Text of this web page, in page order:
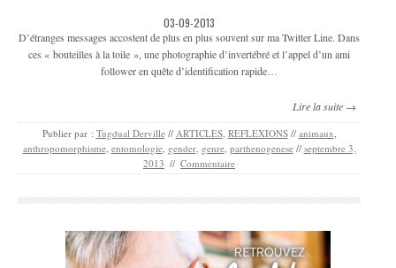
03-09-2013
D’étranges messages accostent de plus en plus souvent sur ma Twitter Line. Dans
ces « bouteilles à la toile », une photographie d’invertébré et l’appel d’un ami
follower en quête d’identification rapide…
Lire la suite →
Publier par : Tugdual Derville // ARTICLES, REFLEXIONS // animaux
anthropomorphisme, entomologie, gender, genre, parthenogenese // septembre 3,
2013 // Commentaire